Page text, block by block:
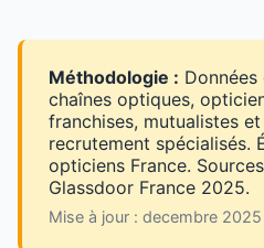
Méthodologie :
chaînes optiques,
franchises, mutualistes
recrutement spécialisés.
opticiens France.
Glassdoor France 2025.
Mise à jour : decembre 2025